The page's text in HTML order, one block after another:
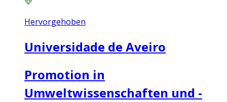
Hervorgehoben
Universidade de Aveiro
Promotion in
Umweltwissenschaften und -